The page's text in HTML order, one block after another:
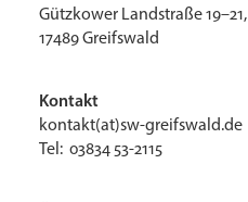
Gützkower Landstraße 19–21,
17489 Greifswald
Kontakt
kontakt(at)sw-greifswald.de
Tel: 03834 53-2115